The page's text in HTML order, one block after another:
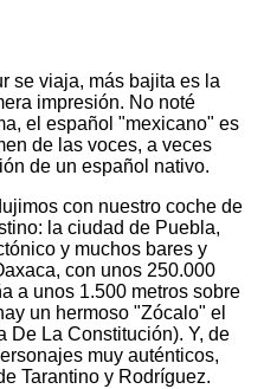
se viaja, más bajita es la
impresión. No noté
el español "mexicano" es
de las voces, a veces
de un español nativo.
con nuestro coche de
la ciudad de Puebla,
y muchos bares y
con unos 250.000
a unos 1.500 metros sobre
un hermoso "Zócalo" el
De La Constitución). Y, de
muy auténticos,
Tarantino y Rodríguez.